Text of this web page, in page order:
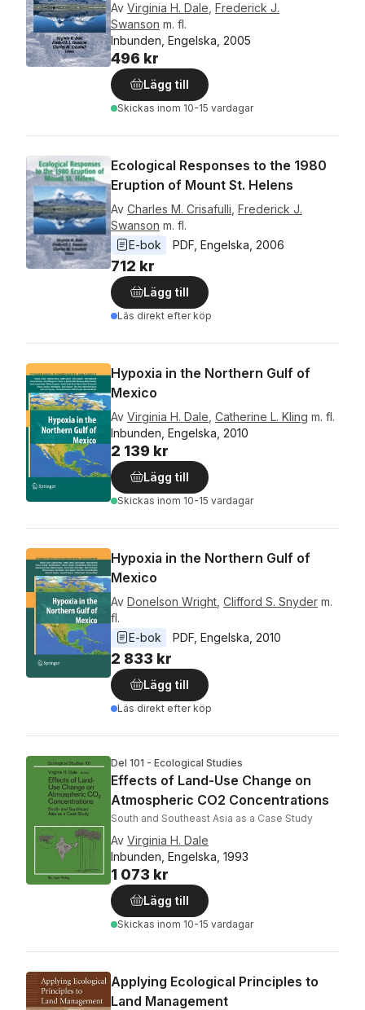
Av Virginia H. Dale Frederick J.
Swanson m. fl.
Inbunden, Engelska, 2005
496 kr
Lägg till
Skickas inom 10-15 vardagar
Ecological Responses to the 1980
Eruption of Mount St. Helens
Av Charles M. Crisafulli Frederick J.
Swanson m. fl.
E-bok
PDF Engelska 2006
712 kr
Lägg till
Läs direkt efter köp
Hypoxia in the Northern Gulf of
Mexico
Av Virginia H. Dale Catherine L. Kling m. fl.
Inbunden, Engelska, 2010
2 139 kr
Lägg till
Skickas inom 10-15 vardagar
Hypoxia in the Northern Gulf of
Mexico
Av Donelson Wright Clifford S. Snyder m.
fl.
E-bok
PDF Engelska 2010
2 833 kr
Lägg till
Läs direkt efter köp
Del 101 - Ecological Studies
Effects of Land-Use Change on
Atmospheric CO2 Concentrations
South and Southeast Asia as a Case Study
Av Virginia H. Dale
Inbunden, Engelska, 1993
1 073 kr
Lägg till
Skickas inom 10-15 vardagar
Applying Ecological Principles to
Land Management